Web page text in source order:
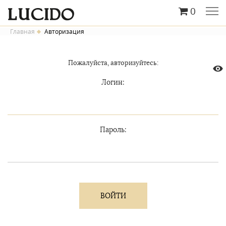
0
Главная Авторизация
Пожалуйста, авторизуйтесь:
Логин:
Пароль: